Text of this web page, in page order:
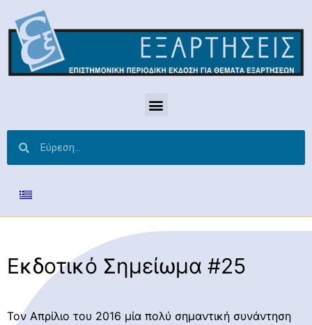
Εκδοτικό Σημείωμα #25
Τον Απρίλιο του 2016 μία πολύ σημαντική συνάντηση